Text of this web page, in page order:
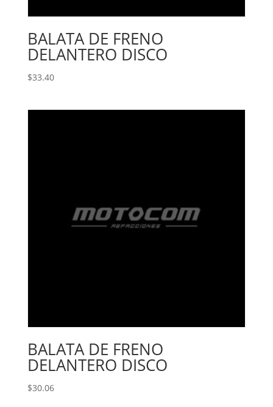
BALATA DE FRENO
DELANTERO DISCO
$33.40
BALATA DE FRENO
DELANTERO DISCO
$30.06